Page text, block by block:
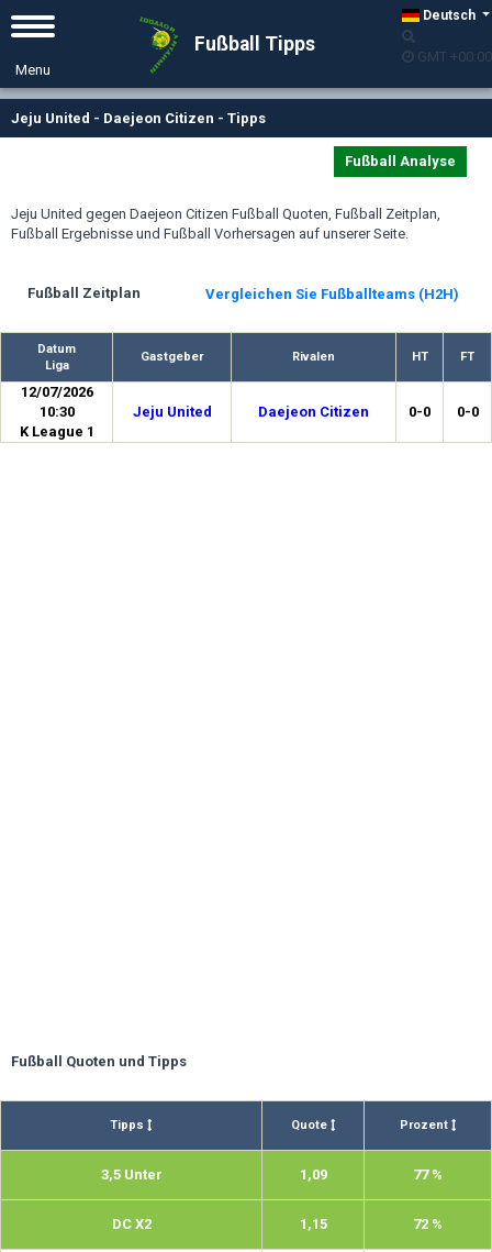
Deutsch
GMT +00:00
Fußball Tipps
Jeju United - Daejeon Citizen - Tipps
Fußball Analyse
Jeju United gegen Daejeon Citizen Fußball Quoten, Fußball Zeitplan,
Fußball Ergebnisse und Fußball Vorhersagen auf unserer Seite.
Fußball Zeitplan Vergleichen Sie Fußballteams (H2H)
Datum
Liga
Gastgeber Rivalen HT FT
12/07/2026
10:30
K League 1
Jeju United Daejeon Citizen 0-0 0-0
Fußball Quoten und Tipps
Tipps Quote Prozent
3,5 Unter 1,09 77 %
DC X2 1,15 72 %